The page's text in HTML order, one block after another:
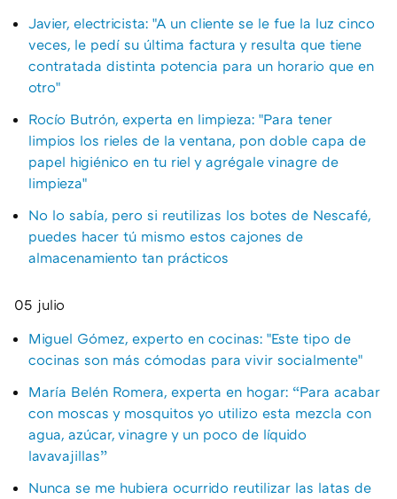
Javier, electricista: "A un cliente se le fue la luz cinco
veces, le pedí su última factura y resulta que tiene
contratada distinta potencia para un horario que en
otro"
Rocío Butrón, experta en limpieza: "Para tener
limpios los rieles de la ventana, pon doble capa de
papel higiénico en tu riel y agrégale vinagre de
limpieza"
No lo sabía, pero si reutilizas los botes de Nescafé,
puedes hacer tú mismo estos cajones de
almacenamiento tan prácticos
05 julio
Miguel Gómez, experto en cocinas: "Este tipo de
cocinas son más cómodas para vivir socialmente"
María Belén Romera, experta en hogar: “Para acabar
con moscas y mosquitos yo utilizo esta mezcla con
agua, azúcar, vinagre y un poco de líquido
lavavajillas”
Nunca se me hubiera ocurrido reutilizar las latas de